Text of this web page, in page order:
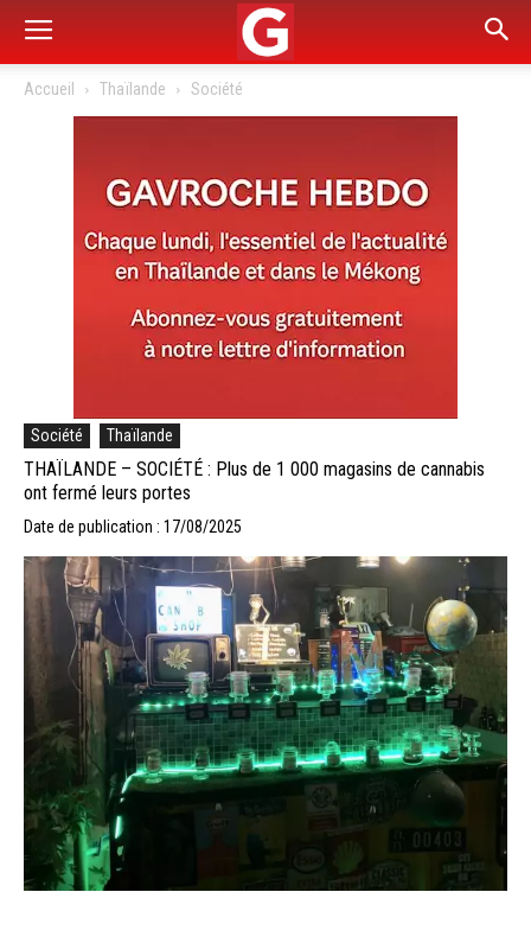
Accueil Thaïlande Société
Société Thaïlande
THAÏLANDE – SOCIÉTÉ : Plus de 1 000 magasins de cannabis
ont fermé leurs portes
Date de publication : 17/08/2025